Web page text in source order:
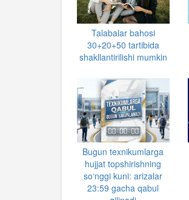
Talabalar bahosi
30+20+50 tartibida
shakllantirilishi mumkin
Bugun texnikumlarga
hujjat topshirishning
so‘nggi kuni: arizalar
23:59 gacha qabul